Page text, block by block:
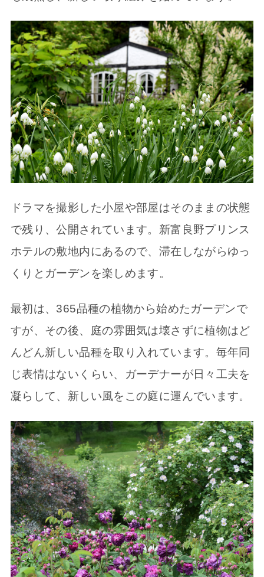
ドラマを撮影した小屋や部屋はそのままの状態
で残り、公開されています。新富良野プリンス
ホテルの敷地内にあるので、滞在しながらゆっ
くりとガーデンを楽しめます。
最初は、365品種の植物から始めたガーデンで
すが、その後、庭の雰囲気は壊さずに植物はど
んどん新しい品種を取り入れています。毎年同
じ表情はないくらい、ガーデナーが日々工夫を
凝らして、新しい風をこの庭に運んでいます。